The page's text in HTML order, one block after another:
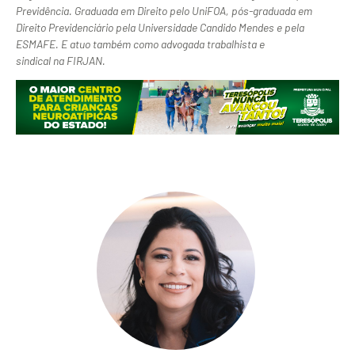
Previdência. Graduada em Direito pelo UniFOA, pós-graduada em
Direito Previdenciário pela Universidade Candido Mendes e pela
ESMAFE. E atuo também como advogada trabalhista e
sindical na FIRJAN.